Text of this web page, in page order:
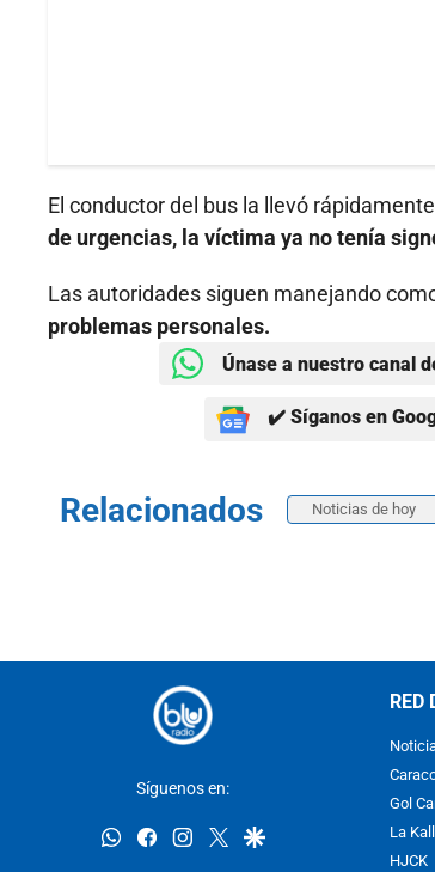
El conductor del bus la llevó
de urgencias, la víctima ya no tenía
Las autoridades siguen manejando
problemas personales.
Únase a nuestro canal
✔️ Síganos en
Relacionados Noticias de hoy
Síguenos en:
whatsappfacebookinstagram
twittergoogle
RED
Gol
La
HJCK